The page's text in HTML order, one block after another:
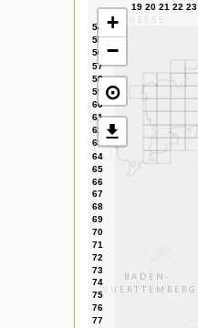
+
−
⊙